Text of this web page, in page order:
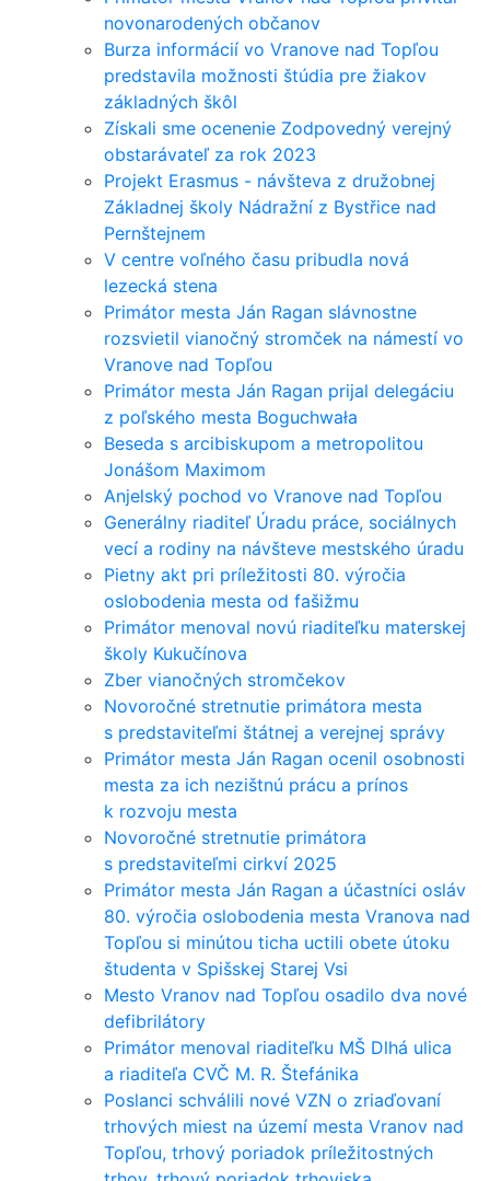
novonarodených občanov
Burza informácií vo Vranove nad Topľou
predstavila možnosti štúdia pre žiakov
základných škôl
Získali sme ocenenie Zodpovedný verejný
obstarávateľ za rok 2023
Projekt Erasmus - návšteva z družobnej
Základnej školy Nádražní z Bystřice nad
Pernštejnem
V centre voľného času pribudla nová
lezecká stena
Primátor mesta Ján Ragan slávnostne
rozsvietil vianočný stromček na námestí vo
Vranove nad Topľou
Primátor mesta Ján Ragan prijal delegáciu
z poľského mesta Boguchwała
Beseda s arcibiskupom a metropolitou
Jonášom Maximom
Anjelský pochod vo Vranove nad Topľou
Generálny riaditeľ Úradu práce, sociálnych
vecí a rodiny na návšteve mestského úradu
Pietny akt pri príležitosti 80. výročia
oslobodenia mesta od fašižmu
Primátor menoval novú riaditeľku materskej
školy Kukučínova
Zber vianočných stromčekov
Novoročné stretnutie primátora mesta
s predstaviteľmi štátnej a verejnej správy
Primátor mesta Ján Ragan ocenil osobnosti
mesta za ich nezištnú prácu a prínos
k rozvoju mesta
Novoročné stretnutie primátora
s predstaviteľmi cirkví 2025
Primátor mesta Ján Ragan a účastníci osláv
80. výročia oslobodenia mesta Vranova nad
Topľou si minútou ticha uctili obete útoku
študenta v Spišskej Starej Vsi
Mesto Vranov nad Topľou osadilo dva nové
defibrilátory
Primátor menoval riaditeľku MŠ Dlhá ulica
a riaditeľa CVČ M. R. Štefánika
Poslanci schválili nové VZN o zriaďovaní
trhových miest na území mesta Vranov nad
Topľou, trhový poriadok príležitostných